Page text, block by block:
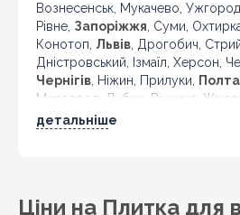
Вознесенськ, Мукачево,
Рівне, Запоріжжя, Суми,
Конотоп, Львів, Дрогобич,
Дністровський, Ізмаїл, Херсон,
Чернігів, Ніжин, Прилуки,
Миргород, Лубни, Вінниця,
Бердичів, Житомир, Новоград-
детальніше
Ціни на Плитка для